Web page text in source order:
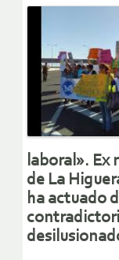
laboral». Ex
de La
ha actuado